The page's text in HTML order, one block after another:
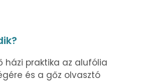
házi praktika az alufólia
és a gőz olvasztó